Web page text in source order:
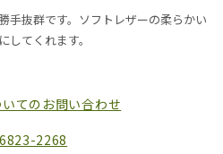
手抜群です。ソフトレザーの柔らかい
てくれます。
てのお問い合わせ
2268